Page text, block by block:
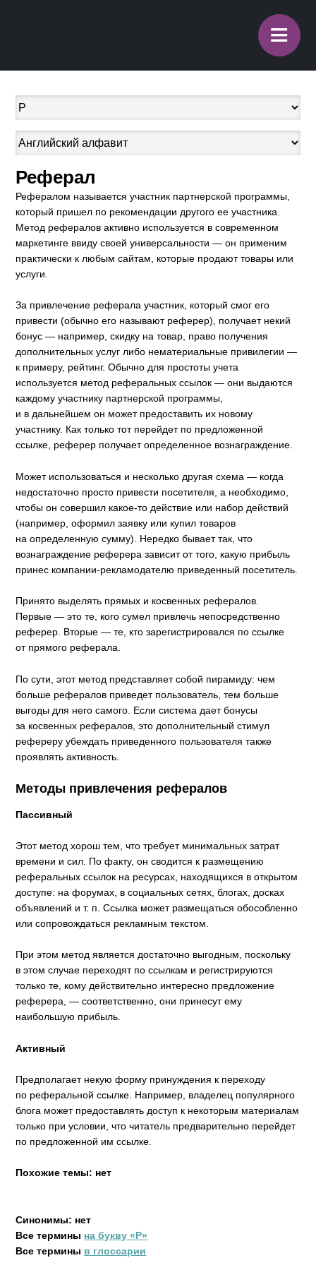
≡
Реферал
Рефералом называется участник партнерской программы,
который пришел по рекомендации другого ее участника.
Метод рефералов активно используется в современном
маркетинге ввиду своей универсальности — он применим
практически к любым сайтам, которые продают товары или
услуги.
За привлечение реферала участник, который смог его
привести (обычно его называют реферер), получает некий
бонус — например, скидку на товар, право получения
дополнительных услуг либо нематериальные привилегии —
к примеру, рейтинг. Обычно для простоты учета
используется метод реферальных ссылок — они выдаются
каждому участнику партнерской программы,
и в дальнейшем он может предоставить их новому
участнику. Как только тот перейдет по предложенной
ссылке, реферер получает определенное вознаграждение.
Может использоваться и несколько другая схема — когда
недостаточно просто привести посетителя, а необходимо,
чтобы он совершил какое-то действие или набор действий
(например, оформил заявку или купил товаров
на определенную сумму). Нередко бывает так, что
вознаграждение реферера зависит от того, какую прибыль
принес компании-рекламодателю приведенный посетитель.
Принято выделять прямых и косвенных рефералов.
Первые — это те, кого сумел привлечь непосредственно
реферер. Вторые — те, кто зарегистрировался по ссылке
от прямого реферала.
По сути, этот метод представляет собой пирамиду: чем
больше рефералов приведет пользователь, тем больше
выгоды для него самого. Если система дает бонусы
за косвенных рефералов, это дополнительный стимул
рефереру убеждать приведенного пользователя также
проявлять активность.
Методы привлечения рефералов
Пассивный
Этот метод хорош тем, что требует минимальных затрат
времени и сил. По факту, он сводится к размещению
реферальных ссылок на ресурсах, находящихся в открытом
доступе: на форумах, в социальных сетях, блогах, досках
объявлений и т. п. Ссылка может размещаться обособленно
или сопровождаться рекламным текстом.
При этом метод является достаточно выгодным, поскольку
в этом случае переходят по ссылкам и регистрируются
только те, кому действительно интересно предложение
реферера, — соответственно, они принесут ему
наибольшую прибыль.
Активный
Предполагает некую форму принуждения к переходу
по реферальной ссылке. Например, владелец популярного
блога может предоставлять доступ к некоторым материалам
только при условии, что читатель предварительно перейдет
по предложенной им ссылке.
Похожие темы: нет
Синонимы: нет
Все термины на букву «Р»
Все термины в глоссарии